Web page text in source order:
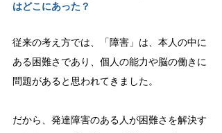
はどこにあった？
従来の考え方では、「障害」は、本人の中に
ある困難さであり、個人の能力や脳の働きに
問題があると思われてきました。
だから、発達障害のある人が困難さを解決す